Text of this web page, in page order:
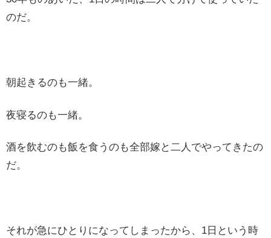
のだ。
朝起きるのも一緒。
夜寝るのも一緒。
酒を飲むのも飯を食うのも全部嫁と二人でやってきたの
だ。
それが急にひとりになってしまったから、1日という時